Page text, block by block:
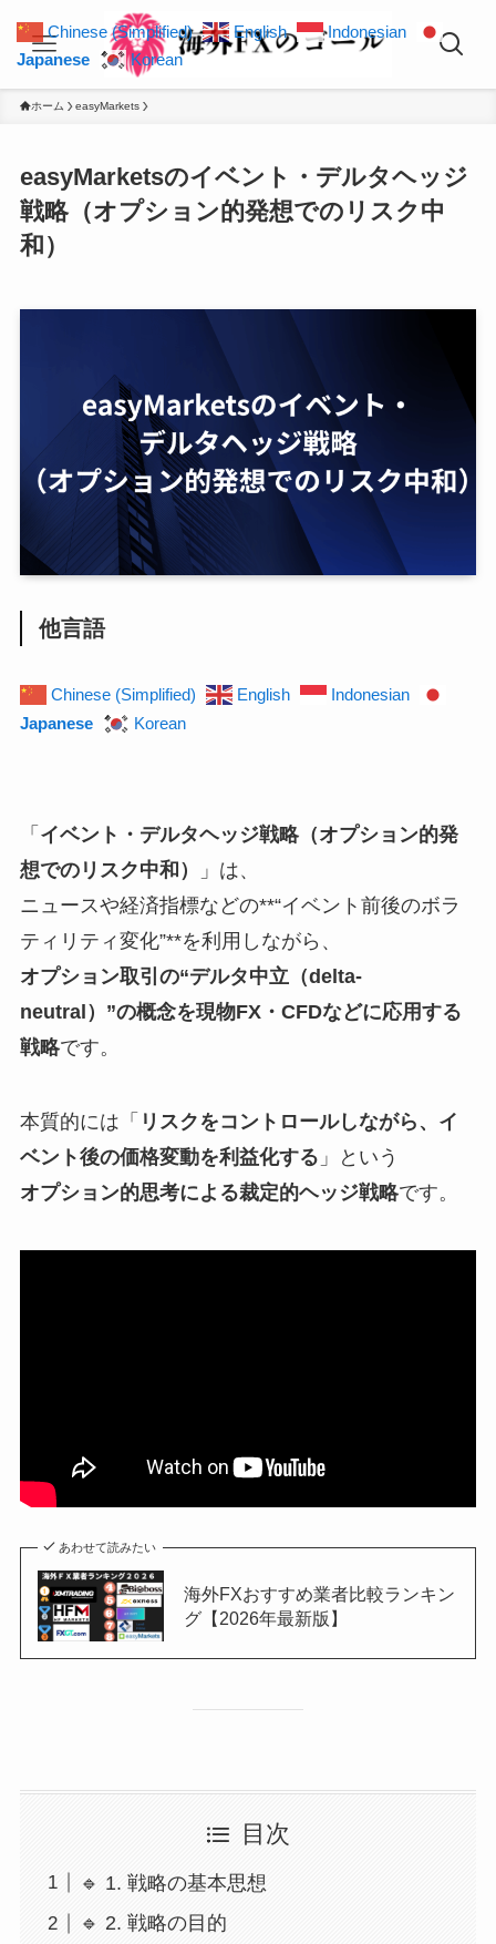
ホーム easyMarkets
easyMarketsのイベント・デルタヘッジ
戦略（オプション的発想でのリスク中
和）
他言語
Chinese (Simplified) English
Indonesian
Japanese
Korean
「 イベント・デルタヘッジ戦略（オプション的発
想でのリスク中和）
」は、
ニュースや経済指標などの**“イベント前後のボラ
ティリティ変化”**を利用しながら、
オプション取引の“デルタ中立（delta-
neutral）”の概念を現物FX・CFDなどに応用する
戦略です。
本質的には「 リスクをコントロールしながら、イ
ベント後の価格変動を利益化する 」という
オプション的思考による裁定的ヘッジ戦略です。
あわせて読みたい
海外FXおすすめ業者比較ランキン
グ【2026年最新版】
目次
🔹 1. 戦略の基本思想
🔹 2. 戦略の目的
Chinese (Simplified) English
Indonesian
Japanese
Korean